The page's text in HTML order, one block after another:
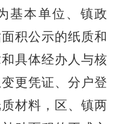
基本单位、镇政
积公示的纸质和
具体经办人与核
更凭证、分户登
材料，区、镇两